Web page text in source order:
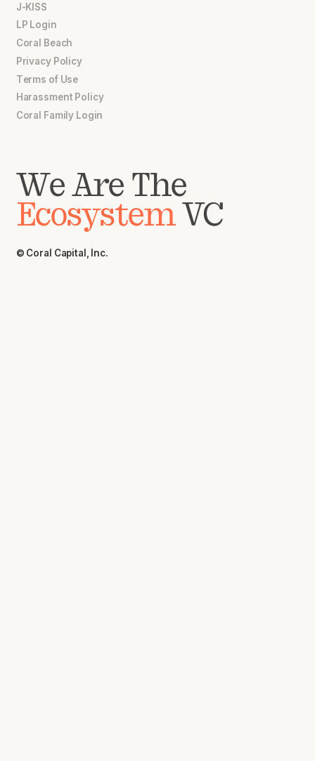
J-KISS
LP Login
Coral Beach
Privacy Policy
Terms of Use
Harassment Policy
Coral Family Login
We Are The
EcosystemVC
© Coral Capital, Inc.